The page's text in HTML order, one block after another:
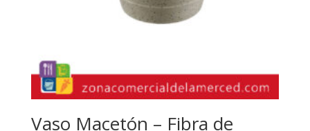
Vaso Macetón – Fibra de